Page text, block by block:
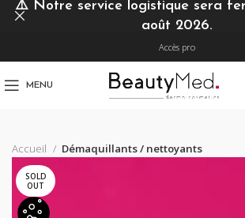
Accès pro
MENU
Accueil Démaquillants / nettoyants
SOLD
OUT
⚠️ Notre service logistique sera
août 2026.